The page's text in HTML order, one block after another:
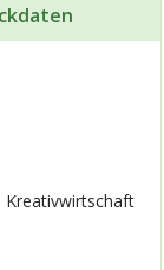
Kreativwirtschaft